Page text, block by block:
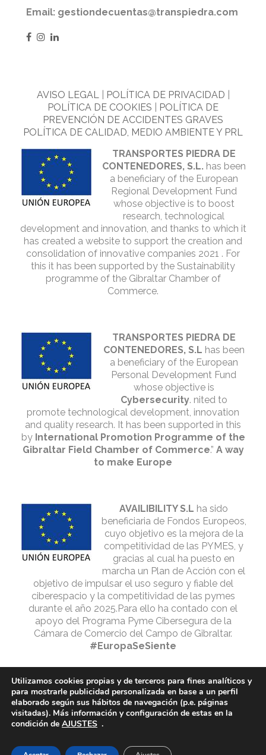
Email: gestiondecuentas@transpiedra.com
AVISO LEGAL| POLÍTICA DE PRIVACIDAD
POLÍTICA DE COOKIES
POLÍTICA DE
PREVENCIÓN DE ACCIDENTES GRAVES
POLÍTICA DE CALIDAD, MEDIO AMBIENTE Y PRL
TRANSPORTES PIEDRA DE
CONTENEDORES, S.L. has been
a beneficiary of the European
Regional Development Fund
whose objective is to boost
research, technological
development and innovation, and thanks to which it
has created a website to support the creation and
consolidation of innovative companies 2021 . For
this it has been supported by the Sustainability
programme of the Gibraltar Chamber of
Commerce.
TRANSPORTES PIEDRA DE
CONTENEDORES, S.L has been
a beneficiary of the European
Personal Development Fund
whose objective is
Cybersecurity. nited to
promote technological development, innovation
and quality research. It has been supported in this
by International Promotion Programme of the
Gibraltar Field Chamber of Commerce.” A way
to make Europe
AVAILIBILITY S.L ha sido
beneficiaria de Fondos Europeos,
cuyo objetivo es la mejora de la
competitividad de las PYMES, y
gracias al cual ha puesto en
marcha un Plan de Acción con el
objetivo de impulsar el uso seguro y fiable del
ciberespacio y la competitividad de las pymes
durante el año 2025.Para ello ha contado con el
apoyo del Programa Pyme Cibersegura de la
Cámara de Comercio del Campo de Gibraltar.
#EuropaSeSiente
© 2025 STONE BROTHERS GROUP | Alojado en
Utilizamos cookies propias y de terceros para fines analíticos y
para mostrarle publicidad personalizada en base a un perfil
elaborado según sus hábitos de navegación (p.e. páginas
visitadas). Más información y configuración de estas en la
condición de AJUSTES .